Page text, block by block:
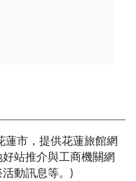
蓮市，提供花蓮旅館網
站推介與工商機關網
動訊息等。)